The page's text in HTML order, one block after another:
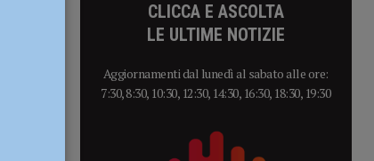
CLICCA E ASCOLTA
LE ULTIME NOTIZIE
Aggiornamenti dal lunedì al sabato alle ore:
7:30, 8:30, 10:30, 12:30, 14:30, 16:30, 18:30, 19:30